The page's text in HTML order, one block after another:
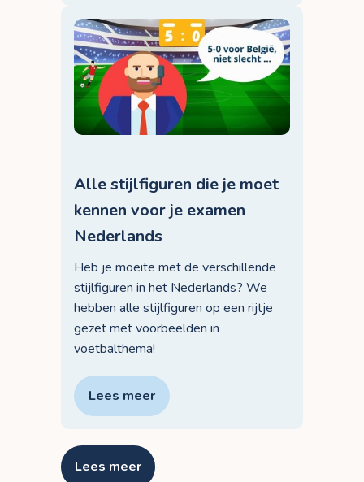
Alle stijlfiguren die je moet
kennen voor je examen
Nederlands
Heb je moeite met de verschillende
stijlfiguren in het Nederlands? We
hebben alle stijlfiguren op een rijtje
gezet met voorbeelden in
voetbalthema!
Lees meer
Lees meer